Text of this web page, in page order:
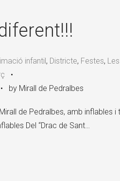
infantil, Districte, Festes,
•
by Mirall de Pedralbes
de Pedralbes, amb inflables i
Del “Drac de Sant…